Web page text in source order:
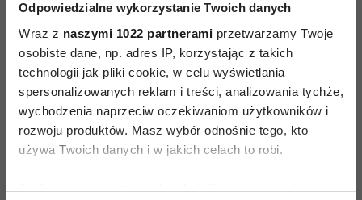
Odpowiedzialne wykorzystanie Twoich danych
Wraz z naszymi 1022 partnerami przetwarzamy Twoje
osobiste dane, np. adres IP, korzystając z takich
technologii jak pliki cookie, w celu wyświetlania
spersonalizowanych reklam i treści, analizowania tychże,
wychodzenia naprzeciw oczekiwaniom użytkowników i
rozwoju produktów. Masz wybór odnośnie tego, kto
używa Twoich danych i w jakich celach to robi.
Jeśli wyrazisz na to zgodę, chcielibyśmy również:
muzyką poważną. Ma dystans do pieniędzy
i dóbr materialnych, status społeczny i wszelka
rywalizacja przestają dla niego istnieć.
4. Zanik strachu przed śmiercią
Doświadczenie, że wcale nie czujesz się inaczej,
kiedy czasowo opuszczasz swoje chore lub